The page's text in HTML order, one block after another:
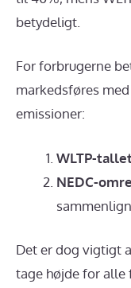
betydeligt.
For forbrugerne
markedsføres
emissioner:
WLTP-
NEDC-
Det er dog vigtigt
tage højde for alle